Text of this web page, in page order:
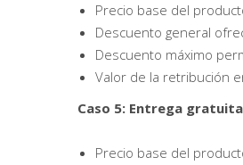
Precio base del
Descuento general
Descuento máximo
Valor de la retribución
Caso 5: Entrega
Precio base del